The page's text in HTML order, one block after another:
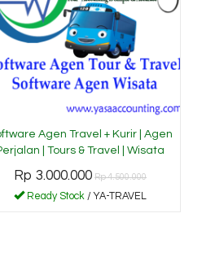
Agen Travel + Kurir | Agen
| Tours & Travel | Wisata
Rp 3.000.000 Rp 4.500.000
Ready Stock / YA-TRAVEL